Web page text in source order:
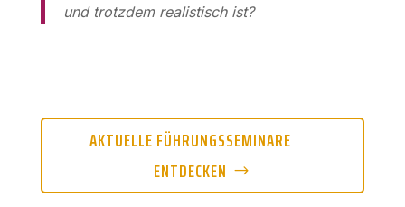
und trotzdem realistisch ist?
AKTUELLE FÜHRUNGSSEMINARE
ENTDECKEN